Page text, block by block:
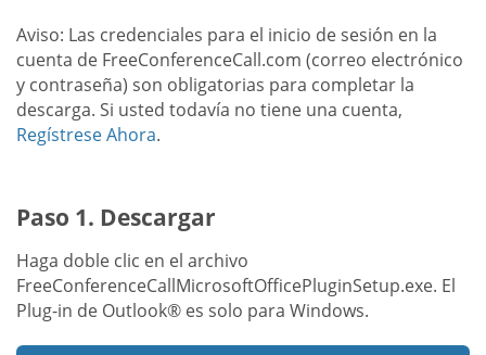
Aviso: Las credenciales para el inicio de sesión en la
cuenta de FreeConferenceCall.com (correo electrónico
y contraseña) son obligatorias para completar la
descarga. Si usted todavía no tiene una cuenta,
Regístrese Ahora.
Paso 1. Descargar
Haga doble clic en el archivo
FreeConferenceCallMicrosoftOfficePluginSetup.exe. El
Plug-in de Outlook® es solo para Windows.